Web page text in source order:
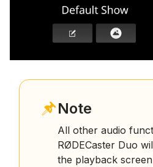
Note
All other audio
RØDECaster Duo
the playback